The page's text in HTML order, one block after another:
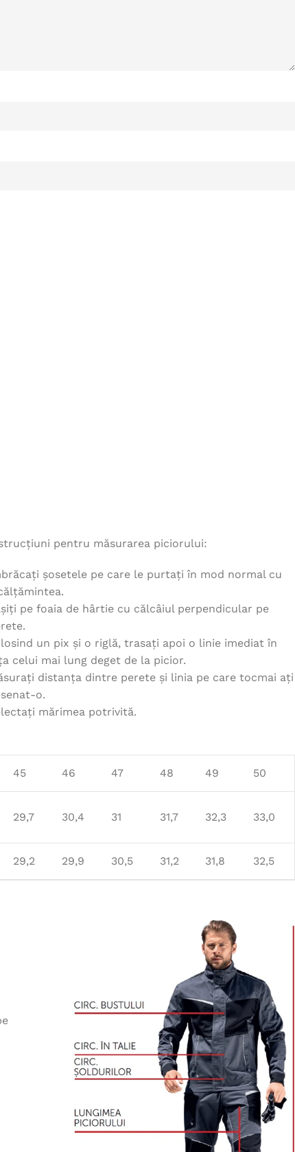
pentru măsurarea piciorului:
șosetele pe care le purtați în mod normal cu
pe foaia de hârtie cu călcâiul perpendicular pe
un pix și o riglă, trasați apoi o linie imediat în
celui mai lung deget de la picior.
distanța dintre perete și linia pe care tocmai ați
o.
mărimea potrivită.
45 46 47 48 49 50
29,7 30,4 31 31,7 32,3 33,0
29,2 29,9 30,5 31,2 31,8 32,5